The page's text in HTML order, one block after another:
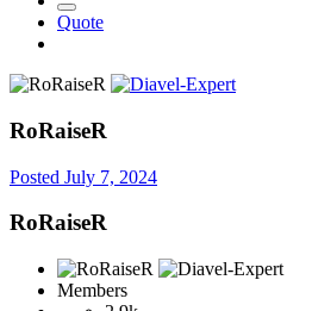
Quote
RoRaiseR
Posted July 7, 2024
RoRaiseR
Members